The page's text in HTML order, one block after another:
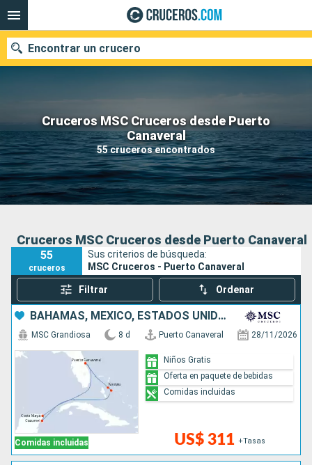
Cruceros MSC Cruceros desde Puerto
Canaveral
55 cruceros encontrados
Encontrar un crucero
Nuestros destinos
Fecha de salida
Puertos Compañías
Cruceros MSC Cruceros desde Puerto Canaveral
55
cruceros
Sus criterios de búsqueda:
MSC Cruceros - Puerto Canaveral
Filtrar Ordenar
BAHAMAS, MÉXICO, ESTADOS UNIDOS
Comidas incluidas
MSC Grandiosa 8 d Puerto Canaveral 28/11/2026
US$ 311 +Tasas
Niños Gratis
Oferta en paquete de bebidas
Comidas incluidas